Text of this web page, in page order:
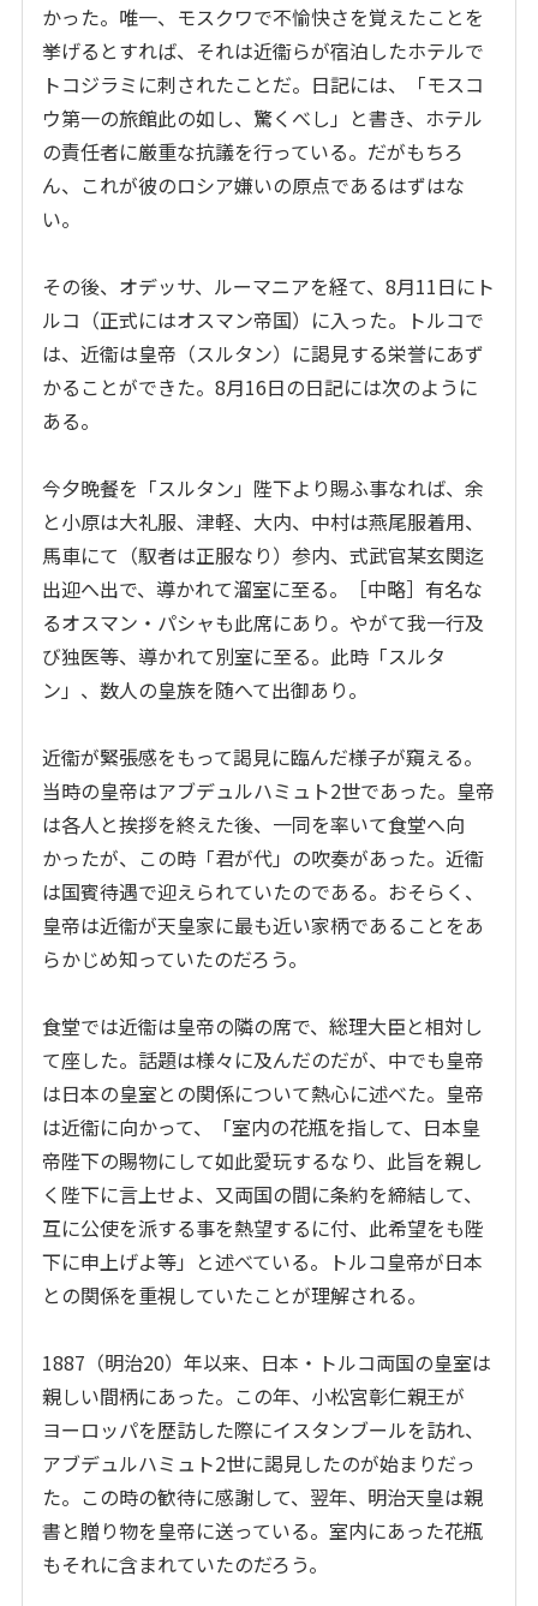
かった。唯一、モスクワで不愉快さを覚えたことを
挙げるとすれば、それは近衞らが宿泊したホテルで
トコジラミに刺されたことだ。日記には、「モスコ
ウ第一の旅館此の如し、驚くべし」と書き、ホテル
の責任者に厳重な抗議を行っている。だがもちろ
ん、これが彼のロシア嫌いの原点であるはずはな
い。
その後、オデッサ、ルーマニアを経て、 8月11日にト
ルコ（正式にはオスマン帝国）に入った。トルコで
は、近衞は皇帝（スルタン）に謁見する栄誉にあず
かることができた。 8月16日の日記には次のように
ある。
今夕晩餐を「スルタン」陛下より賜ふ事なれば、余
と小原は大礼服、津軽、大内、中村は燕尾服着用、
馬車にて（馭者は正服なり）参内、式武官某玄関迄
出迎へ出で、導かれて溜室に至る。［中略］有名な
るオスマン・パシャも此席にあり。やがて我一行及
び独医等、導かれて別室に至る。此時「スルタ
ン」、数人の皇族を随へて出御あり。
近衞が緊張感をもって謁見に臨んだ様子が窺える。
当時の皇帝はアブデュルハミュト2世であった。皇帝
は各人と挨拶を終えた後、一同を率いて食堂へ向
かったが、この時「君が代」の吹奏があった。近衞
は国賓待遇で迎えられていたのである。おそらく、
皇帝は近衞が天皇家に最も近い家柄であることをあ
らかじめ知っていたのだろう。
食堂では近衞は皇帝の隣の席で、総理大臣と相対し
て座した。話題は様々に及んだのだが、中でも皇帝
は日本の皇室との関係について熱心に述べた。皇帝
は近衞に向かって、「室内の花瓶を指して、日本皇
帝陛下の賜物にして如此愛玩するなり、此旨を親し
く陛下に言上せよ、又両国の間に条約を締結して、
互に公使を派する事を熱望するに付、此希望をも陛
下に申上げよ等」と述べている。トルコ皇帝が日本
との関係を重視していたことが理解される。
1887 （明治20）年以来、日本・トルコ両国の皇室は
親しい間柄にあった。この年、小松宮彰仁親王が
ヨーロッパを歴訪した際にイスタンブールを訪れ、
アブデュルハミュト2世に謁見したのが始まりだっ
た。この時の歓待に感謝して、翌年、明治天皇は親
書と贈り物を皇帝に送っている。室内にあった花瓶
もそれに含まれていたのだろう。